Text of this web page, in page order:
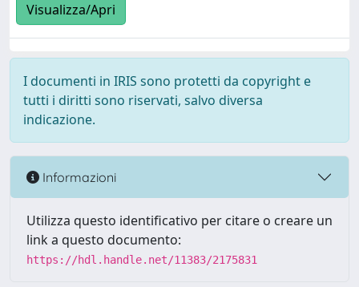
Visualizza/Apri
I documenti in IRIS sono protetti da copyright e
tutti i diritti sono riservati, salvo diversa
indicazione.
Informazioni
Utilizza questo identificativo per citare o creare un
link a questo documento:
https://hdl.handle.net/11383/2175831